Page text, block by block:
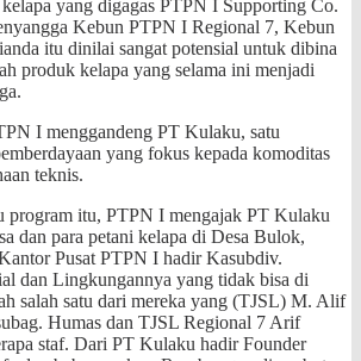
yang digagas PTPN I Supporting Co.
Kebun PTPN I Regional 7, Kebun
itu dinilai sangat potensial untuk dibina
produk kelapa yang selama ini menjadi
I menggandeng PT Kulaku, satu
yang fokus kepada komoditas
teknis.
program itu, PTPN I mengajak PT Kulaku
dan para petani kelapa di Desa Bulok,
Pusat PTPN I hadir Kasubdiv.
dan Lingkungannya yang tidak bisa di
salah satu dari mereka yang (TJSL) M. Alif
Humas dan TJSL Regional 7 Arif
staf. Dari PT Kulaku hadir Founder